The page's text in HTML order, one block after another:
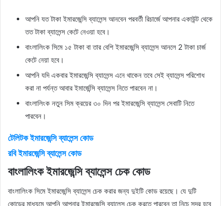
আপনি যত টাকা ইমারজেন্সি ব্যালেন্স আনবেন পরবর্তী রিচার্জে আপনার একাউন্ট থেকে
তত টাকা ব্যালেন্স কেটে নেওয়া হবে।
বাংলালিংক সিমে ১৫ টাকা বা তার বেশি ইমারজেন্সি ব্যালেন্স আনলে 2 টাকা চার্জ
কেটে নেয়া হবে।
আপনি যদি একবার ইমারজেন্সি ব্যালেন্স এনে থাকেন তবে সেই ব্যালেন্স পরিশোধ
করা না পর্যন্ত আবার ইমার্জেন্সি ব্যালেন্স নিতে পারবেন না।
বাংলালিংক নতুন সিম ক্রয়ের ৩০ দিন পর ইমারজেন্সি ব্যালেন্স সেবাটি নিতে
পারবেন।
টেলিটক ইমারজেন্সি ব্যালেন্স কোড
রবি ইমারজেন্সি ব্যালেন্স কোড
বাংলালিংক ইমারজেন্সি ব্যালেন্স চেক কোড
বাংলালিংক সিমে ইমারজেন্সি ব্যালেন্স চেক করার জন্য দুইটি কোড রয়েছে। যে দুটি
কোডের মাধ্যমে আপনি আপনার ইমারজেন্সি ব্যালেন্স চেক করতে পারবেন তা নিচে সুন্দর হবে